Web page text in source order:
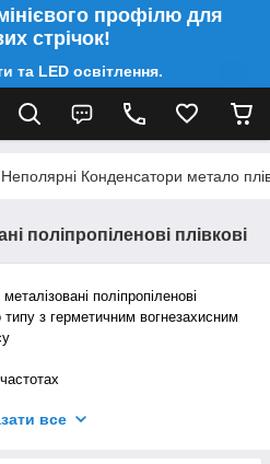
профілю для
стрічок!
та LED освітлення.
Неполярні Конденсатори метало
поліпропіленові плівкові
поліпропіленові
з герметичним вогнезахисним
все